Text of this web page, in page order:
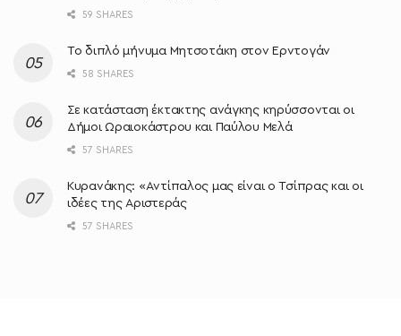
59 SHARES
Το διπλό μήνυμα Μητσοτάκη στον Ερντογάν
58 SHARES
Σε κατάσταση έκτακτης ανάγκης κηρύσσονται οι
Δήμοι Ωραιοκάστρου και Παύλου Μελά
57 SHARES
Κυρανάκης: «Aντίπαλος μας είναι ο Τσίπρας και οι
ιδέες της Αριστεράς
57 SHARES